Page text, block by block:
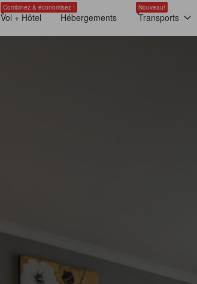
Combinez & économisez !
Vol + Hôtel Hébergements
Nouveau!
Transports